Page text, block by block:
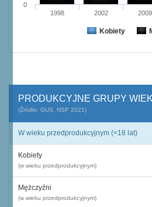
Kobiety
1998 2002 2009
0
PRODUKCYJNE GRUPY
(Źródło: GUS, NSP 2021)
W wieku przedprodukcyjnym (<18 lat)
Kobiety
(w wieku przedprodukcyjnym)
Mężczyźni
(w wieku przedprodukcyjnym)